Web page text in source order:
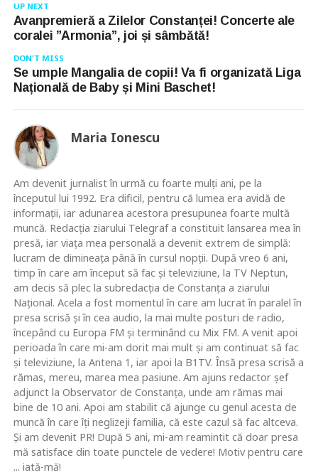
UP NEXT
Avanpremieră a Zilelor Constanței! Concerte ale
coralei ”Armonia”, joi și sâmbătă!
DON'T MISS
Se umple Mangalia de copii! Va fi organizată Liga
Națională de Baby și Mini Baschet!
Maria Ionescu
Am devenit jurnalist în urmă cu foarte mulţi ani, pe la
începutul lui 1992. Era dificil, pentru că lumea era avidă de
informaţii, iar adunarea acestora presupunea foarte multă
muncă. Redacţia ziarului Telegraf a constituit lansarea mea în
presă, iar viaţa mea personală a devenit extrem de simplă:
lucram de dimineaţa până în cursul nopţii. După vreo 6 ani,
timp în care am început să fac şi televiziune, la TV Neptun,
am decis să plec la subredacţia de Constanţa a ziarului
Naţional. Acela a fost momentul în care am lucrat în paralel în
presa scrisă şi în cea audio, la mai multe posturi de radio,
începând cu Europa FM şi terminând cu Mix FM. A venit apoi
perioada în care mi-am dorit mai mult şi am continuat să fac
şi televiziune, la Antena 1, iar apoi la B1TV. Însă presa scrisă a
rămas, mereu, marea mea pasiune. Am ajuns redactor şef
adjunct la Observator de Constanţa, unde am rămas mai
bine de 10 ani. Apoi am stabilit că ajunge cu genul acesta de
muncă în care îţi neglizeji familia, că este cazul să fac altceva.
Şi am devenit PR! După 5 ani, mi-am reamintit că doar presa
mă satisface din toate punctele de vedere! Motiv pentru care
... iată-mă!